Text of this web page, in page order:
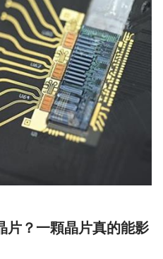
片？一顆晶片真的能影